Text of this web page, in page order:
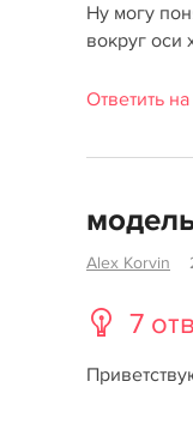
Ну могу
вокруг оси
Ответить
Alex Korvin
7